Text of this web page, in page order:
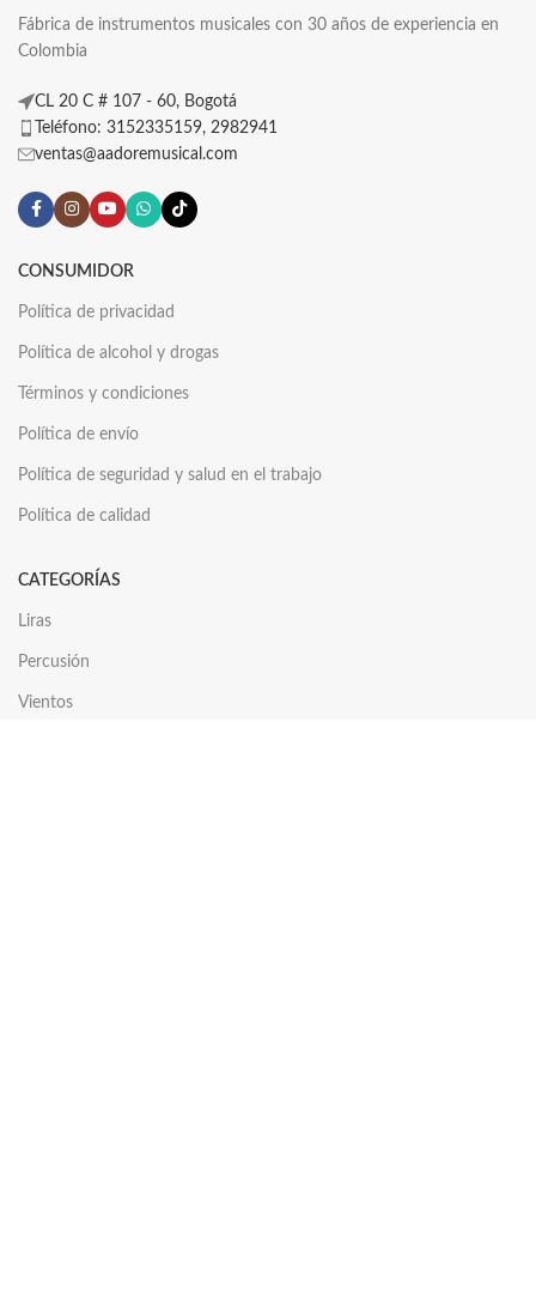
Fábrica de instrumentos musicales con 30 años de experiencia en
Colombia
CL 20 C # 107 - 60, Bogotá
Teléfono: 3152335159, 2982941
ventas@aadoremusical.com
CONSUMIDOR
Política de privacidad
Política de alcohol y drogas
Términos y condiciones
Política de envío
Política de seguridad y salud en el trabajo
Política de calidad
CATEGORÍAS
Liras
Percusión
Vientos